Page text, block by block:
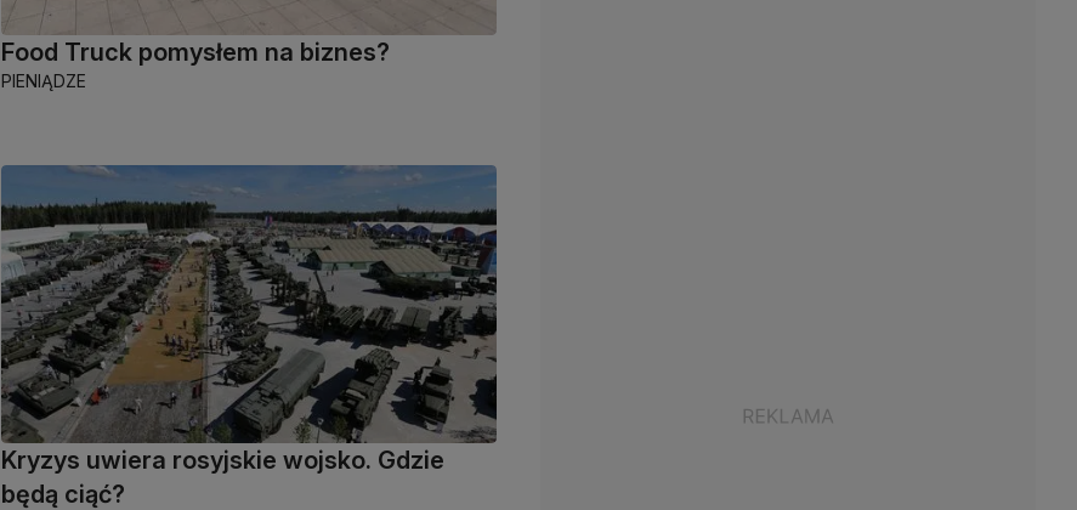
Food Truck pomysłem na biznes?
PIENIĄDZE
Kryzys uwiera rosyjskie wojsko. Gdzie
będą ciąć?